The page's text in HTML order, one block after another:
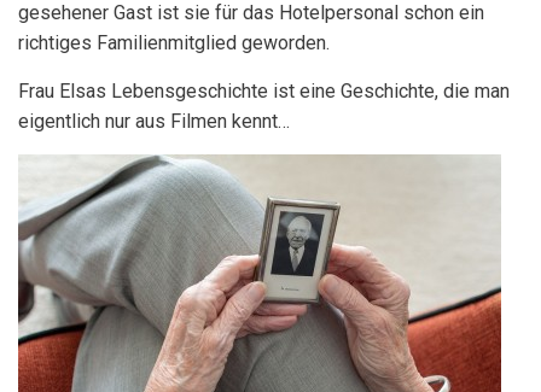
gesehener Gast ist sie für das Hotelpersonal schon ein
richtiges Familienmitglied geworden.
Frau Elsas Lebensgeschichte ist eine Geschichte, die man
eigentlich nur aus Filmen kennt…